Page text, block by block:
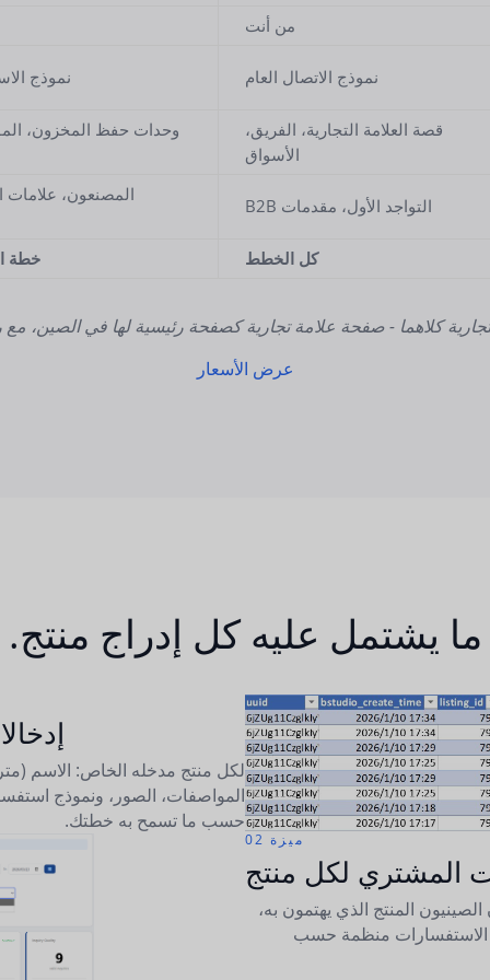
من أنت
نموذج الاتصال العام نموذج
قصة العلامة التجارية، الفريق،
الأسواق
وحدات حفظ المخزون،
التواجد الأول، مقدمات B2B
المصنعون، علامات
كل الخطط خطة
كلاهما - صفحة علامة تجارية كصفحة رئيسية لها في الصين،
عرض الأسعار
ما يشتمل عليه كل إدراج منتج.
لكل منتج مدخله الخاص: الاسم
المواصفات، الصور، ونموذج
حسب ما تسمح به خطتك.
ميزة 02
المشتري لكل منتج
المنتج الذي يهتمون به،
الاستفسارات منظمة حسب